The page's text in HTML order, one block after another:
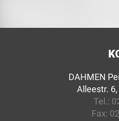
DAHMEN
Alleestr.
Tel.:
Fax: